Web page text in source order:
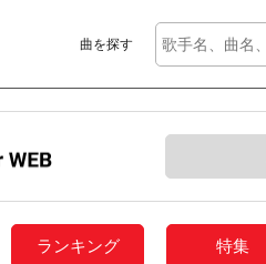
曲を探す
ランキング 特集